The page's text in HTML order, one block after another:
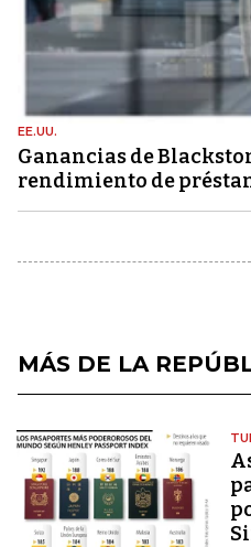
EE.UU.
Ganancias de
rendimiento de
MÁS DE LA